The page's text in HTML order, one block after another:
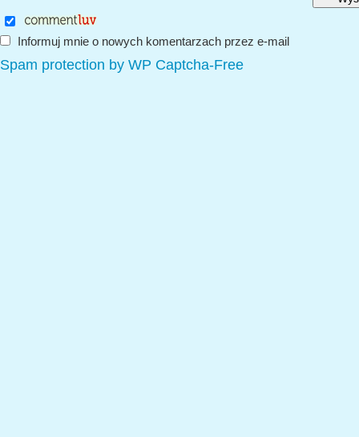
Informuj mnie o nowych komentarzach przez e-mail
Spam protection by WP Captcha-Free